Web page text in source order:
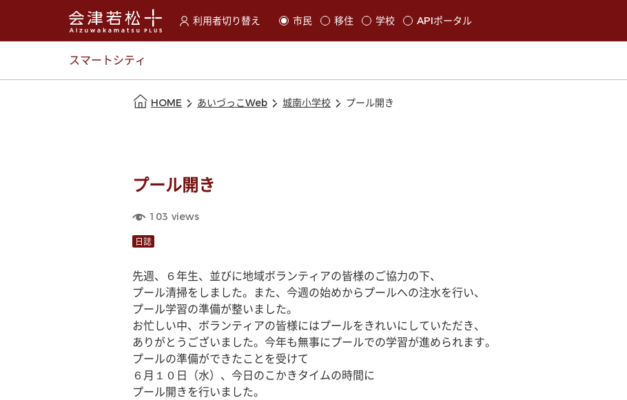
利用者切り替え
選択すると利用者の切替が発生します
市民 移住 学校 APIポータル
スマートシティ
HOME あいづっこWeb 城南小学校 プール開き
プール開き
103 views
日誌
先週、６年生、並びに地域ボランティアの皆様のご協力の下、
プール清掃をしました。また、今週の始めからプールへの注水を行い、
プール学習の準備が整いました。
お忙しい中、ボランティアの皆様にはプールをきれいにしていただき、
ありがとうございました。今年も無事にプールでの学習が進められます。
プールの準備ができたことを受けて
６月１０日（水）、今日のこかきタイムの時間に
プール開きを行いました。